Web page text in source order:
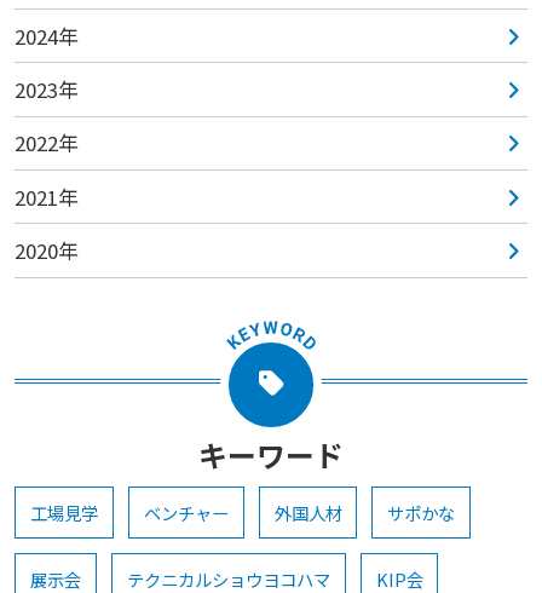
2024年
2023年
2022年
2021年
2020年
キーワード
工場見学 ベンチャー 外国人材 サポかな
展示会 テクニカルショウヨコハマ KIP会